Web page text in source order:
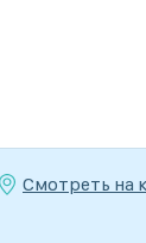
Смотреть на